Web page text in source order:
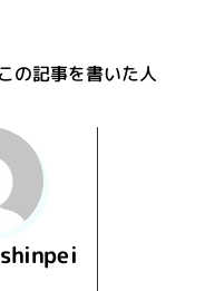
この記事を書いた人